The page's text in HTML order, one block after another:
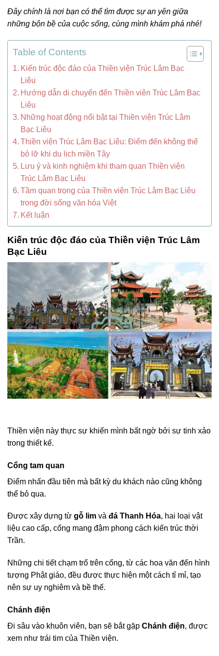
Đây chính là nơi bạn có thể tìm được sự an yên giữa
những bộn bề của cuộc sống, cùng mình khám phá nhé!
Table of Contents
Kiến trúc độc đáo của Thiền viện Trúc Lâm Bạc
Liêu
Hướng dẫn di chuyển đến Thiền viện Trúc Lâm Bạc
Liêu
Những hoạt động nổi bật tại Thiền viện Trúc Lâm
Bạc Liêu
Thiền viện Trúc Lâm Bạc Liêu: Điểm đến không thể
bỏ lỡ khi du lịch miền Tây
Lưu ý và kinh nghiệm khi tham quan Thiền viện
Trúc Lâm Bạc Liêu
Tầm quan trọng của Thiền viện Trúc Lâm Bạc Liêu
trong đời sống văn hóa Việt
Kết luận
Kiến trúc độc đáo của Thiền viện Trúc Lâm
Bạc Liêu
Thiền viện này thực sự khiến mình bất ngờ bởi sự tinh xảo
trong thiết kế.
Cổng tam quan
Điểm nhấn đầu tiên mà bất kỳ du khách nào cũng không
thể bỏ qua.
Được xây dựng từ gỗ lim và đá Thanh Hóa, hai loại vật
liệu cao cấp, cổng mang đậm phong cách kiến trúc thời
Trần.
Những chi tiết chạm trổ trên cổng, từ các hoa văn đến hình
tượng Phật giáo, đều được thực hiện một cách tỉ mỉ, tạo
nên sự uy nghiêm và bề thế.
Chánh điện
Đi sâu vào khuôn viên, bạn sẽ bắt gặp Chánh điện, được
xem như trái tim của Thiền viện.